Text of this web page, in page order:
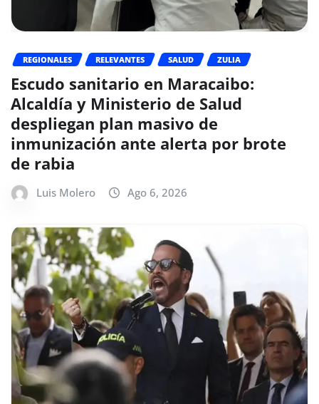
REGIONALES RELEVANTES SALUD ZULIA
Escudo sanitario en Maracaibo:
Alcaldía y Ministerio de Salud
despliegan plan masivo de
inmunización ante alerta por brote
de rabia
Luis Molero Ago 6, 2026